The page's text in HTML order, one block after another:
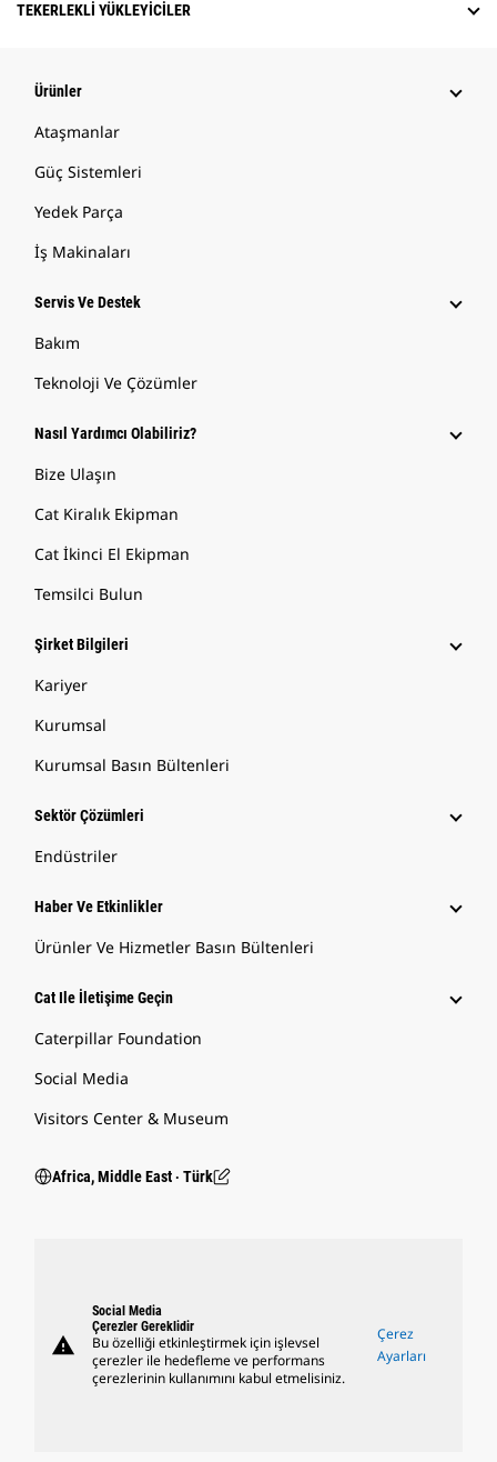
TEKERLEKLI YÜKLEYICILER
Ürünler
Ataşmanlar
Güç Sistemleri
Yedek Parça
İş Makinaları
Servis Ve Destek
Bakım
Teknoloji Ve Çözümler
Nasıl Yardımcı Olabiliriz?
Bize Ulaşın
Cat Kiralık Ekipman
Cat İkinci El Ekipman
Temsilci Bulun
Şirket Bilgileri
Kariyer
Kurumsal
Kurumsal Basın Bültenleri
Sektör Çözümleri
Endüstriler
Haber Ve Etkinlikler
Ürünler Ve Hizmetler Basın Bültenleri
Cat Ile İletişime Geçin
Caterpillar Foundation
Social Media
Visitors Center & Museum
Africa, Middle East ‧ Türk
warning
Social Media
Çerezler Gereklidir
Bu özelliği etkinleştirmek için işlevsel
çerezler ile hedefleme ve performans
çerezlerinin kullanımını kabul etmelisiniz.
Çerez
Ayarları